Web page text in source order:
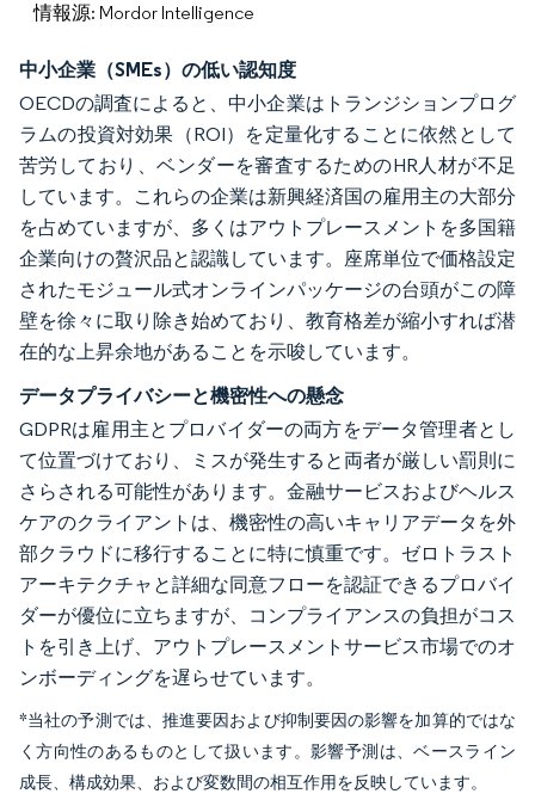
情報源: Mordor Intelligence
中小企業（SMEs）の低い認知度
OECDの調査によると、中小企業はトランジションプログ
ラムの投資対効果（ROI）を定量化することに依然として
苦労しており、ベンダーを審査するためのHR人材が不足
しています。これらの企業は新興経済国の雇用主の大部分
を占めていますが、多くはアウトプレースメントを多国籍
企業向けの贅沢品と認識しています。座席単位で価格設定
されたモジュール式オンラインパッケージの台頭がこの障
壁を徐々に取り除き始めており、教育格差が縮小すれば潜
在的な上昇余地があることを示唆しています。
データプライバシーと機密性への懸念
GDPRは雇用主とプロバイダーの両方をデータ管理者とし
て位置づけており、ミスが発生すると両者が厳しい罰則に
さらされる可能性があります。金融サービスおよびヘルス
ケアのクライアントは、機密性の高いキャリアデータを外
部クラウドに移行することに特に慎重です。ゼロトラスト
アーキテクチャと詳細な同意フローを認証できるプロバイ
ダーが優位に立ちますが、コンプライアンスの負担がコス
トを引き上げ、アウトプレースメントサービス市場でのオ
ンボーディングを遅らせています。
*当社の予測では、推進要因および抑制要因の影響を加算的ではな
く方向性のあるものとして扱います。影響予測は、ベースライン
成長、構成効果、および変数間の相互作用を反映しています。